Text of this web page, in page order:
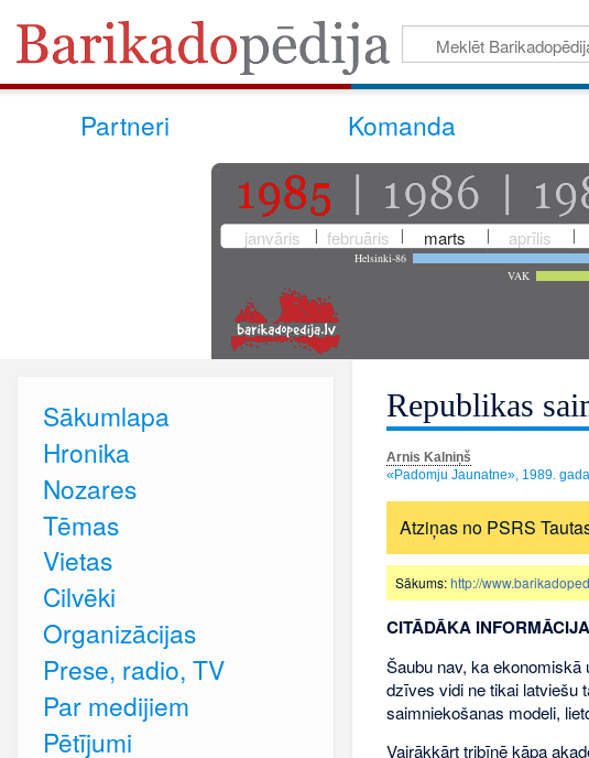
Partneri Komanda
janvāris februāris marts aprīlis
Helsinki-86
VAK
Republikas
Arnis Kalniņš
«Padomju Jaunatne», 1989.
Atziņas no PSRS
Sākums:http://
CITĀDĀKA INFORMĀCIJA
Šaubu nav, ka
dzīves vidi ne tikai latviešu
saimniekošanas modeli,
Vairākkārt tribīnē kāpa
Sākumlapa
Hronika
Nozares
Tēmas
Vietas
Cilvēki
Organizācijas
Prese, radio, TV
Par medijiem
Pētījumi